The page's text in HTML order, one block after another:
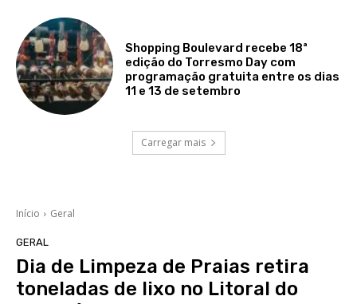
Shopping Boulevard recebe 18ª
edição do Torresmo Day com
programação gratuita entre os dias
11 e 13 de setembro
Carregar mais